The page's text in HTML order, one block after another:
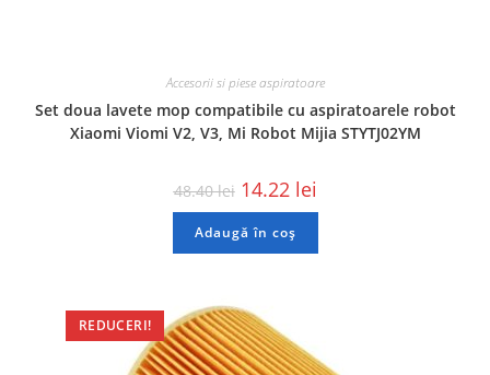
Accesorii si piese aspiratoare
Set doua lavete mop compatibile cu aspiratoarele robot
Xiaomi Viomi V2, V3, Mi Robot Mijia STYTJ02YM
48.40lei 14.22 lei
Adaugă în coș
REDUCERI!